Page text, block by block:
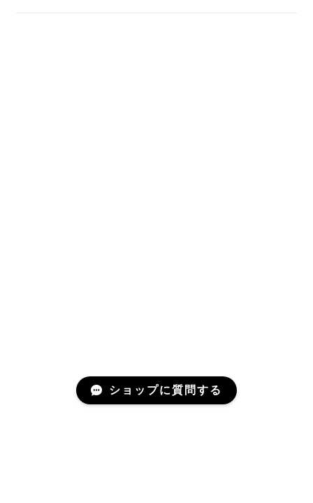
ショップに質問する